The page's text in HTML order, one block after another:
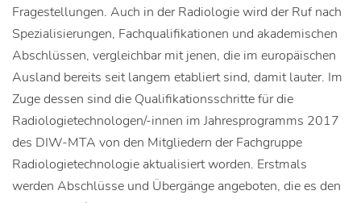
Fragestellungen. Auch in der Radiologie wird der Ruf nach
Spezialisierungen, Fachqualifikationen und akademischen
Abschlüssen, vergleichbar mit jenen, die im europäischen
Ausland bereits seit langem etabliert sind, damit lauter. Im
Zuge dessen sind die Qualifikationsschritte für die
Radiologietechnologen/-innen im Jahresprogramms 2017
des DIW-MTA von den Mitgliedern der Fachgruppe
Radiologietechnologie aktualisiert worden. Erstmals
werden Abschlüsse und Übergänge angeboten, die es den